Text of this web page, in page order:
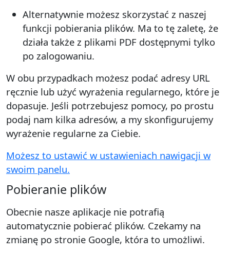
Alternatywnie możesz skorzystać z naszej
funkcji pobierania plików. Ma to tę zaletę, że
działa także z plikami PDF dostępnymi tylko
po zalogowaniu.
W obu przypadkach możesz podać adresy URL
ręcznie lub użyć wyrażenia regularnego, które je
dopasuje. Jeśli potrzebujesz pomocy, po prostu
podaj nam kilka adresów, a my skonfigurujemy
wyrażenie regularne za Ciebie.
Możesz to ustawić w ustawieniach nawigacji w
swoim panelu.
Pobieranie plików
Obecnie nasze aplikacje nie potrafią
automatycznie pobierać plików. Czekamy na
zmianę po stronie Google, która to umożliwi.